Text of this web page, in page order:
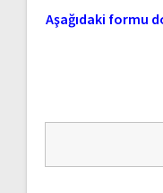
Aşağıdaki formu